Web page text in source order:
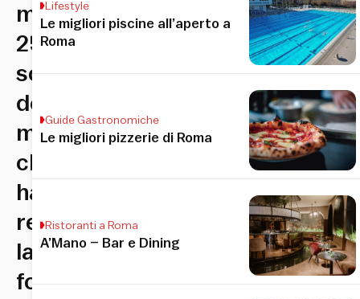
mostra
250
scatti
del
maestro
che
ha
reso
la
fotografia
Lifestyle
Le migliori piscine all’aperto a
Roma
Guide Gastronomiche
Le migliori pizzerie di Roma
Ristoranti a Roma
A’Mano – Bar e Dining